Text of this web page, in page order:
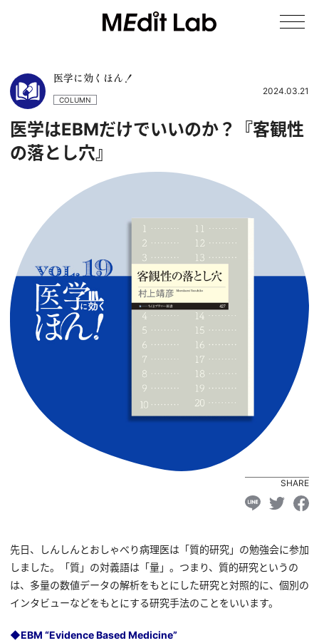
医学に効くほん！
COLUMN
2024.03.21
医学はEBMだけでいいのか？『客観性
の落とし穴』
SHARE
先日、しんしんとおしゃべり病理医は「質的研究」の勉強会に参加
しました。「質」の対義語は「量」。つまり、質的研究というの
は、多量の数値データの解析をもとにした研究と対照的に、個別の
インタビューなどをもとにする研究手法のことをいいます。
◆EBM “Evidence Based Medicine”